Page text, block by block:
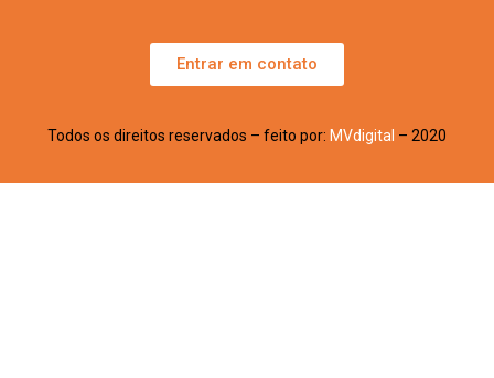
Entrar em contato
Todos os direitos reservados – feito por: MVdigital – 2020